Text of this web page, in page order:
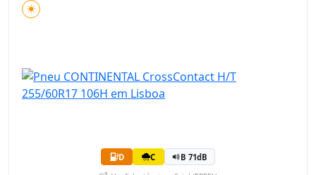
D C B 71dB